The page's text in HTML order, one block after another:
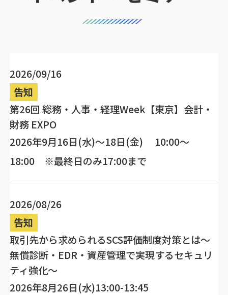
2026/09/16
告知
第26回 総務・人事・経理Week【東京】会計・
財務 EXPO
2026年9月16日(水)～18日(金) 10:00～
18:00 ※最終日のみ17:00まで
2026/08/26
告知
取引先から求められるSCS評価制度対策とは～
無償診断・EDR・資産管理で実現するセキュリ
ティ強化～
2026年8月26日(水)13:00-13:45